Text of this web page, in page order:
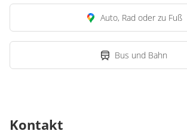
Auto, Rad oder zu Fuß
Bus und Bahn
Kontakt